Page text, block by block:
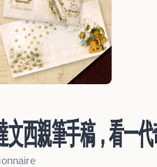
西親筆手稿，看一